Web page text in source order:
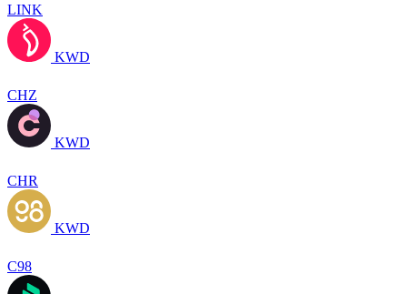
LINK
KWD
CHZ
KWD
CHR
KWD
C98